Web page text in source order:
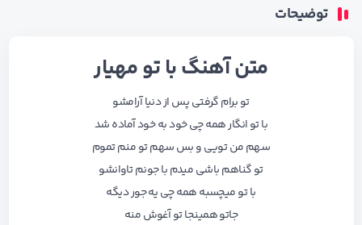
توضیحات
متن آهنگ با تو مهیار
ﺗﻮ ﺑﺮام ﮔﺮﻓﺘﻰ ﭘﺲ از دﻧﻴﺎ آراﻣﺸﻮ
ﺑﺎ ﺗﻮ اﻧﮕﺎر ﻫﻤﻪ ﭼﻰ ﺧﻮد ﺑﻪ ﺧﻮد آﻣﺎده ﺷﺪ
ﺳﻬﻢ ﻣﻦ ﺗﻮﻳﻰ و ﺑﺲ ﺳﻬﻢ ﺗﻮ ﻣﻨﻢ ﺗﻤﻮم
ﺗﻮ ﮔﻨﺎﻫﻢ ﺑﺎﺷﻰ ﻣﻴﺪم ﺑﺎ ﺟﻮﻧﻢ ﺗﺎواﻧﺸﻮ
ﺑﺎ ﺗﻮ ﻣﻴﭽﺴﺒﻪ ﻫﻤﻪ ﭼﻰ ﻳﻪ ﺟﻮر دﻳﮕﻪ
ﺟﺎﺗﻮ ﻫﻤﻴﻨﺠﺎ ﺗﻮ آﻏﻮش ﻣﻨﻪ